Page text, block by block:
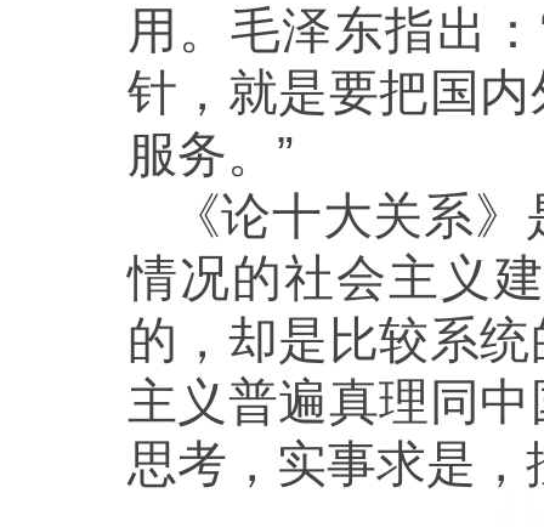
用。毛泽东指出
针，就是要把国
服务。”
《论十大关系
情况的社会主义
的，却是比较系
主义普遍真理同
思考，实事求是